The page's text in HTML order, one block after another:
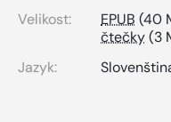
Velikost:
EPUB (40
čtečky(3
Jazyk: